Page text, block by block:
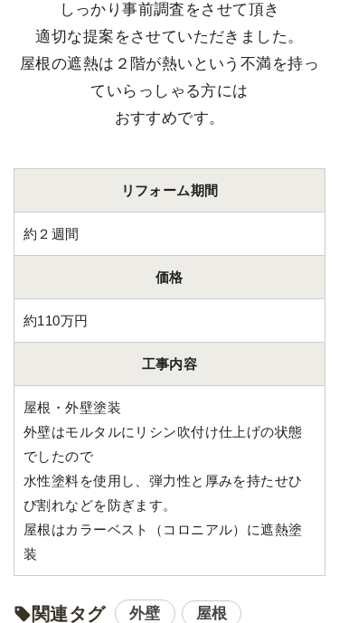
しっかり事前調査をさせて頂き
適切な提案をさせていただきました。
屋根の遮熱は２階が熱いという不満を持っ
ていらっしゃる方には
おすすめです。
リフォーム期間
約２週間
価格
約110万円
工事内容
屋根・外壁塗装
外壁はモルタルにリシン吹付け仕上げの状態
でしたので
水性塗料を使用し、弾力性と厚みを持たせひ
び割れなどを防ぎます。
屋根はカラーベスト（コロニアル）に遮熱塗
装
関連タグ 外壁 屋根